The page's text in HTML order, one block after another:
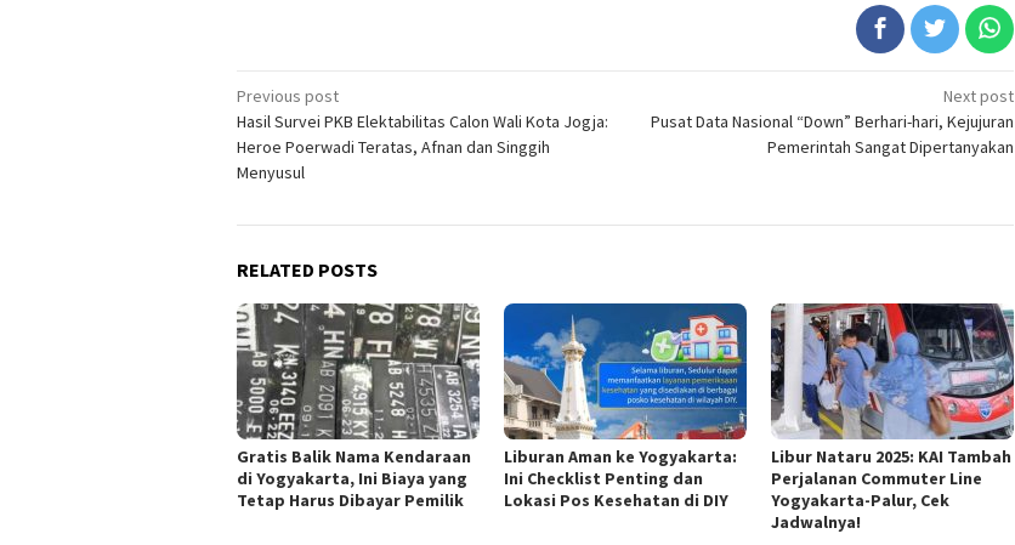
Post
navigation
Previous post
Hasil Survei PKB Elektabilitas Calon Wali Kota Jogja:
Heroe Poerwadi Teratas, Afnan dan Singgih
Menyusul
Next post
Pusat Data Nasional “Down” Berhari-hari, Kejujuran
Pemerintah Sangat Dipertanyakan
RELATED POSTS
Gratis Balik Nama Kendaraan
di Yogyakarta, Ini Biaya yang
Tetap Harus Dibayar Pemilik
Liburan Aman ke Yogyakarta:
Ini Checklist Penting dan
Lokasi Pos Kesehatan di DIY
Libur Nataru 2025: KAI Tambah
Perjalanan Commuter Line
Yogyakarta-Palur, Cek
Jadwalnya!